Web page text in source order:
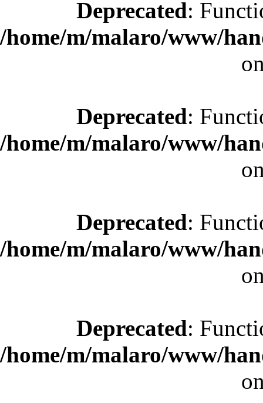
Deprecated:
/home/m/malaro/www/
Deprecated:
/home/m/malaro/www/
Deprecated:
/home/m/malaro/www/
Deprecated:
/home/m/malaro/www/